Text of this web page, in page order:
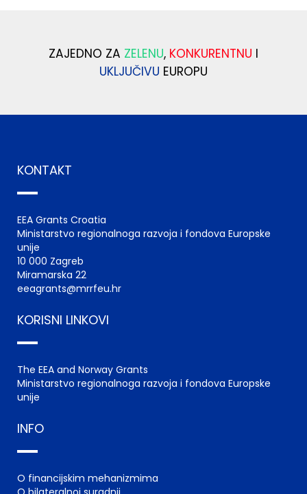
ZAJEDNO ZA ZELENU, KONKURENTNU I
UKLJUČIVU EUROPU
KONTAKT
EEA Grants Croatia
Ministarstvo regionalnoga razvoja i fondova Europske
unije
10 000 Zagreb
Miramarska 22
eeagrants@mrrfeu.hr
KORISNI LINKOVI
The EEA and Norway Grants
Ministarstvo regionalnoga razvoja i fondova Europske
unije
INFO
O financijskim mehanizmima